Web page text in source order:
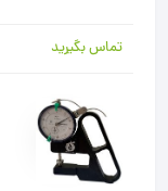
تماس بگیرید